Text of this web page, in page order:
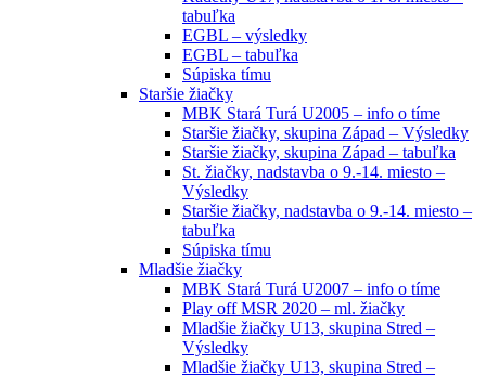
tabuľka
EGBL – výsledky
EGBL – tabuľka
Súpiska tímu
Staršie žiačky
MBK Stará Turá U2005 – info o tíme
Staršie žiačky, skupina Západ – Výsledky
Staršie žiačky, skupina Západ – tabuľka
St. žiačky, nadstavba o 9.-14. miesto –
Výsledky
Staršie žiačky, nadstavba o 9.-14. miesto –
tabuľka
Súpiska tímu
Mladšie žiačky
MBK Stará Turá U2007 – info o tíme
Play off MSR 2020 – ml. žiačky
Mladšie žiačky U13, skupina Stred –
Výsledky
Mladšie žiačky U13, skupina Stred –